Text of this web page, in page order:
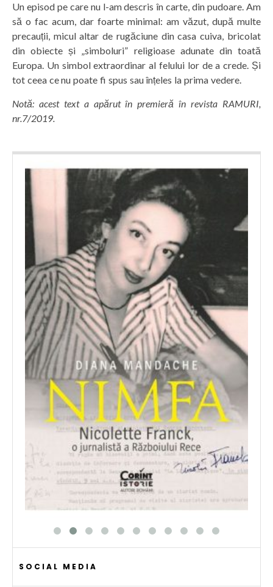
Un episod pe care nu l-am descris în carte, din pudoare. Am
să o fac acum, dar foarte minimal: am văzut, după multe
precauții, micul altar de rugăciune din casa cuiva, bricolat
din obiecte și „simboluri” religioase adunate din toată
Europa. Un simbol extraordinar al felului lor de a crede. Și
tot ceea ce nu poate fi spus sau înțeles la prima vedere.
Notă: acest text a apărut în premieră în revista RAMURI,
nr.7/2019.
SOCIAL MEDIA